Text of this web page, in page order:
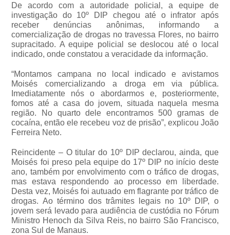
De acordo com a autoridade policial, a equipe de
investigação do 10º DIP chegou até o infrator após
receber denúncias anônimas, informando a
comercialização de drogas no travessa Flores, no bairro
supracitado. A equipe policial se deslocou até o local
indicado, onde constatou a veracidade da informação.
“Montamos campana no local indicado e avistamos
Moisés comercializando a droga em via pública.
Imediatamente nós o abordarmos e, posteriormente,
fomos até a casa do jovem, situada naquela mesma
região. No quarto dele encontramos 500 gramas de
cocaína, então ele recebeu voz de prisão”, explicou João
Ferreira Neto.
Reincidente – O titular do 10º DIP declarou, ainda, que
Moisés foi preso pela equipe do 17º DIP no início deste
ano, também por envolvimento com o tráfico de drogas,
mas estava respondendo ao processo em liberdade.
Desta vez, Moisés foi autuado em flagrante por tráfico de
drogas. Ao término dos trâmites legais no 10º DIP, o
jovem será levado para audiência de custódia no Fórum
Ministro Henoch da Silva Reis, no bairro São Francisco,
zona Sul de Manaus.